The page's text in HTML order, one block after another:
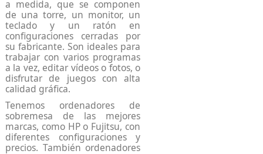
a medida, que se componen
de una torre, un monitor, un
teclado y un ratón en
configuraciones cerradas por
su fabricante. Son ideales para
trabajar con varios programas
a la vez, editar vídeos o fotos, o
disfrutar de juegos con alta
calidad gráfica.
Tenemos ordenadores de
sobremesa de las mejores
marcas, como HP o Fujitsu, con
diferentes configuraciones y
precios. Tambiénordenadores